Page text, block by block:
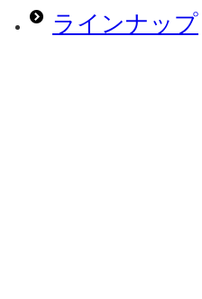
ラインナップ